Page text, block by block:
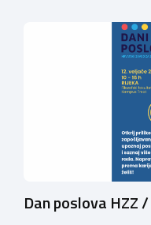
u Gospiću i prerasla je
kulturnu i etno
županije. Organizator
Dan poslova HZZ